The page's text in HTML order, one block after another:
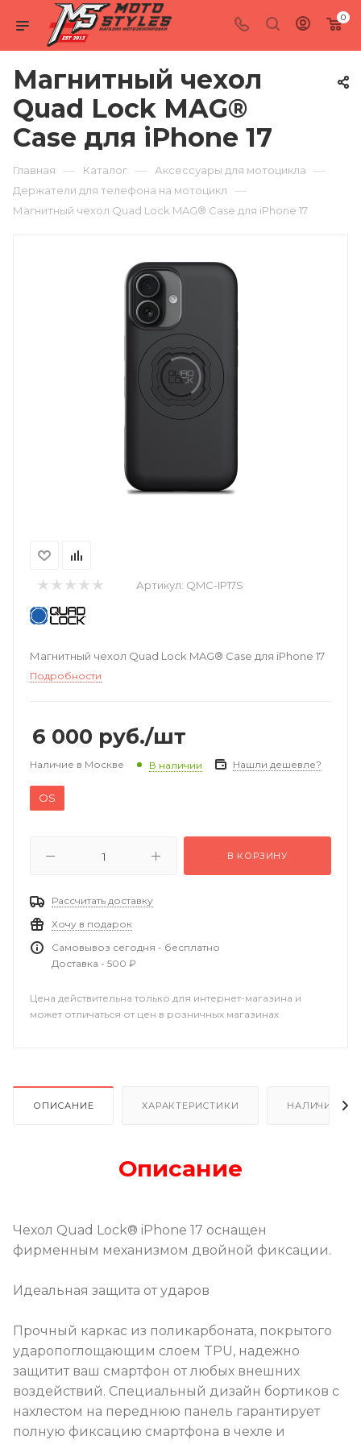
0
Магнитный чехол
Quad Lock MAG®
Case для iPhone 17
Главная — Каталог — Аксессуары для мотоцикла —
Держатели для телефона на мотоцикл —
Магнитный чехол Quad Lock MAG® Case для iPhone 17
Артикул: QMC-IP17S
Магнитный чехол Quad Lock MAG® Case для iPhone 17
Подробности
6 000 руб./шт
Наличие в Москве В наличии Нашли дешевле?
OS
В КОРЗИНУ
Рассчитать доставку
Хочу в подарок
Самовывоз сегодня - бесплатно
Доставка - 500 ₽
Цена действительна только для интернет-магазина и
может отличаться от цен в розничных магазинах
ОПИСАНИЕ ХАРАКТЕРИСТИКИ НАЛИЧИЕ
Описание
Чехол Quad Lock® iPhone 17 оснащен
фирменным механизмом двойной фиксации.
Идеальная защита от ударов
Прочный каркас из поликарбоната, покрытого
ударопоглощающим слоем TPU, надежно
защитит ваш смартфон от любых внешних
воздействий. Специальный дизайн бортиков с
нахлестом на переднюю панель гарантирует
полную фиксацию смартфона в чехле и